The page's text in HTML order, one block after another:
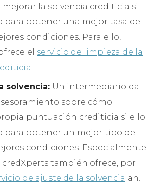
la solvencia crediticia si
para obtener una mejor tasa de
condiciones. Para ello,
el servicio de limpieza de la
solvencia: Un intermediario da
sobre cómo
puntuación crediticia si ello
para obtener un mejor tipo de
condiciones. Especialmente
credXperts también ofrece, por
de ajuste de la solvencia an.